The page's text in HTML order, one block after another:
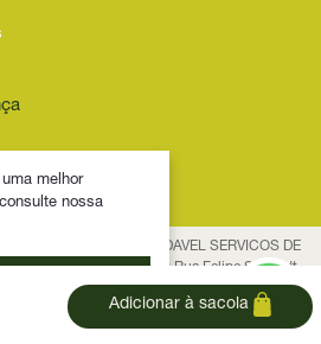
Adicionar à sacola
2025 – NOVIDADE SAUDAVEL SERVICOS DE
0001-29 Endereço: Rua Felipe Schmidt,
001, Florianópolis/SC Fale conosco:
melhor
nossa